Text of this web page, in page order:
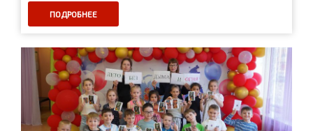
ПОДРОБНЕЕ